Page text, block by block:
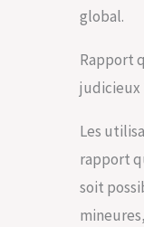
global.
Rapport
judicieux
Les
rapport
soit